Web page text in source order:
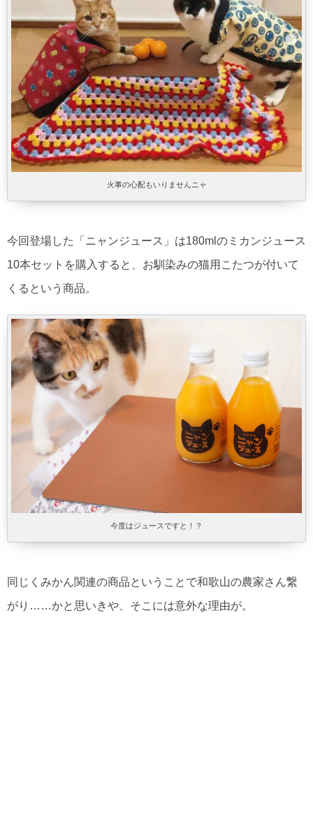
火事の心配もいりませんニャ
今回登場した「ニャンジュース」は180mlのミカンジュース
10本セットを購入すると、お馴染みの猫用こたつが付いて
くるという商品。
今度はジュースですと！？
同じくみかん関連の商品ということで和歌山の農家さん繋
がり……かと思いきや、そこには意外な理由が。